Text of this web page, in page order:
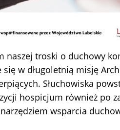
naszej troski o duchowy
w długoletnią misję
Słuchowiska
hospicjum również po
wsparcia